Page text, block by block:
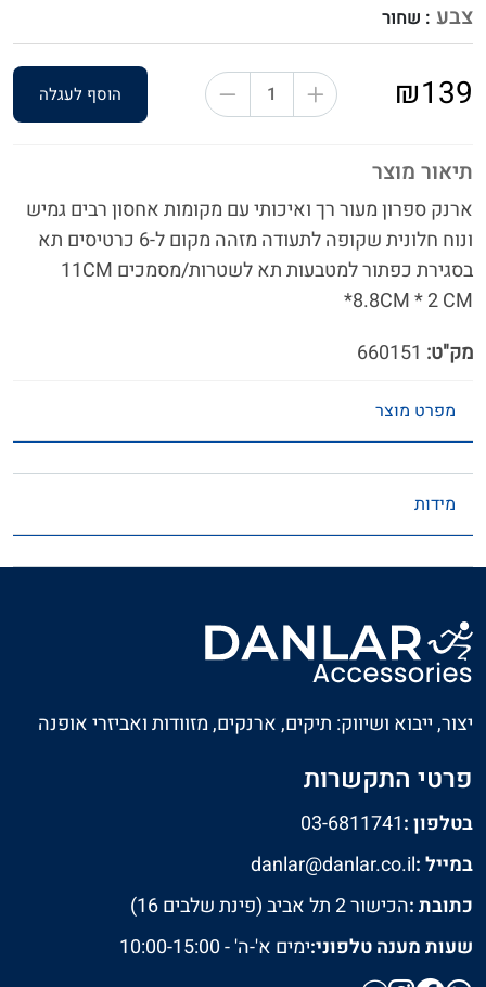
תיאור מוצר
ארנק ספרון מעור רך ואיכותי עם מקומות אחסון רבים גמיש
ונוח חלונית שקופה לתעודה מזהה מקום ל-6 כרטיסים תא
בסגירת כפתור למטבעות תא לשטרות/מסמכים 11CM
*8.8CM * 2 CM
מק"ט:
צבע : שחור
₪139 הוסף לעגלה
מפרט מוצר
מידות
יצור, ייבוא ושיווק: תיקים, ארנקים, מזוודות ואביזרי אופנה
פרטי התקשרות
בטלפון :03-6811741
במייל :danlar@danlar.co.il
כתובת :הכישור 2 תל אביב (פינת שלבים 16)
שעות מענה טלפוני:ימים א'-ה' - 10:00-15:00